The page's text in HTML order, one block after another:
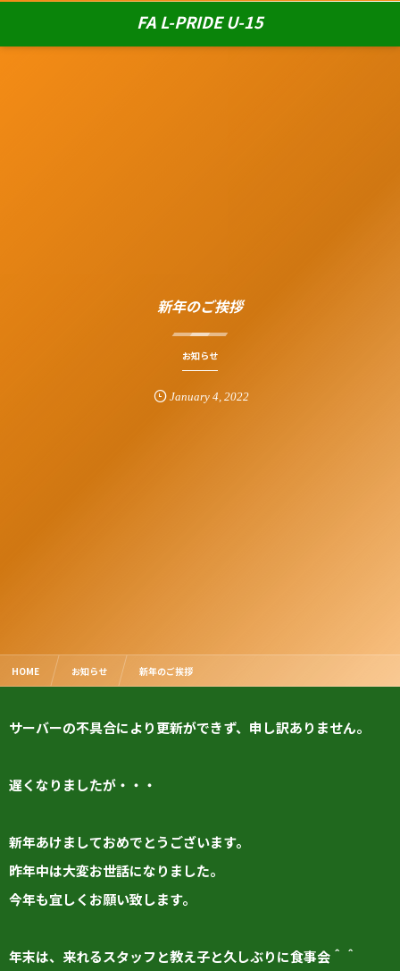
FA L-PRIDE U-15
新年のご挨拶
お知らせ
January 4 ,2022
HOME お知らせ 新年のご挨拶
サーバーの不具合により更新ができず、申し訳ありません。
遅くなりましたが・・・
新年あけましておめでとうございます。
昨年中は大変お世話になりました。
今年も宜しくお願い致します。
年末は、来れるスタッフと教え子と久しぶりに食事会＾＾